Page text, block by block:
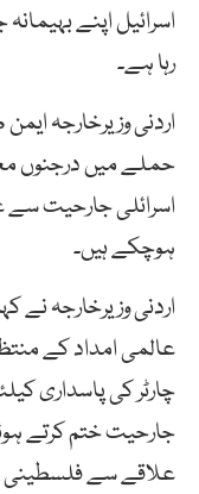
اسرائیل اپنے
رہا ہے۔
اردنی وزیرخارجہ
حملے میں درجنوں
اسرائلی جارحیت سے
ہوچکے ہیں۔
اردنی وزیرخارجہ نے
عالمی امداد کے
چارٹر کی پاسداری
جارحیت ختم کرتے
علاقے سے فلسطینی